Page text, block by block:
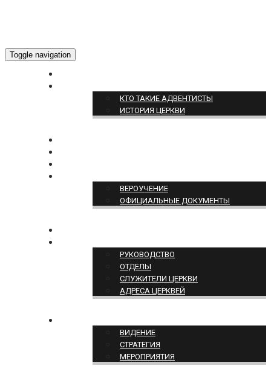
Toggle navigation
КТО ТАКИЕ АДВЕНТИСТЫ
ИСТОРИЯ ЦЕРКВИ
ВЕРОУЧЕНИЕ
ОФИЦИАЛЬНЫЕ ДОКУМЕНТЫ
РУКОВОДСТВО
ОТДЕЛЫ
СЛУЖИТЕЛИ ЦЕРКВИ
АДРЕСА ЦЕРКВЕЙ
ВИДЕНИЕ
СТРАТЕГИЯ
МЕРОПРИЯТИЯ